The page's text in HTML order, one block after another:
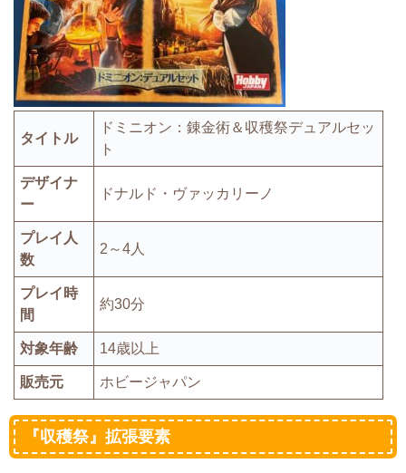
タイトル
ドミニオン：錬金術＆収穫祭デュアルセッ
ト
デザイナ
ー
ドナルド・ヴァッカリーノ
プレイ人
数
2～4人
プレイ時
間
約30分
対象年齢 14歳以上
販売元 ホビージャパン
『収穫祭』拡張要素